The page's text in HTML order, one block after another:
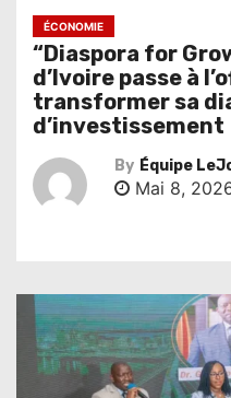
ÉCONOMIE
“Diaspora for
d’Ivoire passe à
transformer sa
d’investissement
By Équipe
Mai 8,